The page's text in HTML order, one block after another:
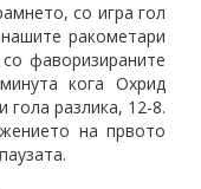
со игра гол
ракометари
фаворизираните
кога Охрид
гола разлика, 12-8.
на првото